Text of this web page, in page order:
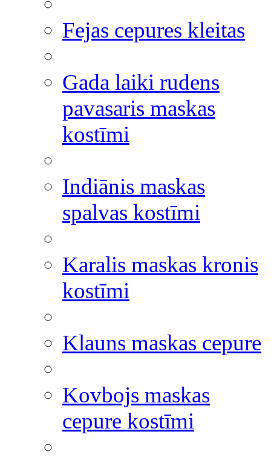
Fejas cepures kleitas
Gada laiki rudens
pavasaris maskas
kostīmi
Indiānis maskas
spalvas kostīmi
Karalis maskas kronis
kostīmi
Klauns maskas cepure
Kovbojs maskas
cepure kostīmi